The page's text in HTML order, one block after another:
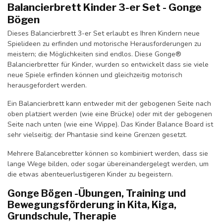
Balancierbrett Kinder 3-er Set - Gonge
Bögen
Dieses Balancierbrett 3-er Set erlaubt es Ihren Kindern neue
Spielideen zu erfinden und motorische Herausforderungen zu
meistern; die Möglichkeiten sind endlos. Diese Gonge®
Balancierbretter für Kinder, wurden so entwickelt dass sie viele
neue Spiele erfinden können und gleichzeitig motorisch
herausgefordert werden.
Ein Balancierbrett kann entweder mit der gebogenen Seite nach
oben platziert werden (wie eine Brücke) oder mit der gebogenen
Seite nach unten (wie eine Wippe). Das Kinder Balance Board ist
sehr vielseitig; der Phantasie sind keine Grenzen gesetzt.
Mehrere Balancebretter können so kombiniert werden, dass sie
lange Wege bilden, oder sogar übereinandergelegt werden, um
die etwas abenteuerlustigeren Kinder zu begeistern.
Gonge Bögen -Übungen, Training und
Bewegungsförderung in Kita, Kiga,
Grundschule, Therapie